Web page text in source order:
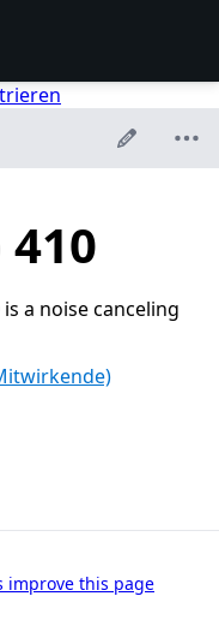
a noise canceling
improve this page